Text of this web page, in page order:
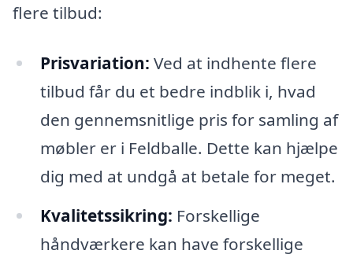
flere tilbud:
Prisvariation: Ved at indhente flere
tilbud får du et bedre indblik i, hvad
den gennemsnitlige pris for samling af
møbler er i Feldballe. Dette kan hjælpe
dig med at undgå at betale for meget.
Kvalitetssikring: Forskellige
håndværkere kan have forskellige